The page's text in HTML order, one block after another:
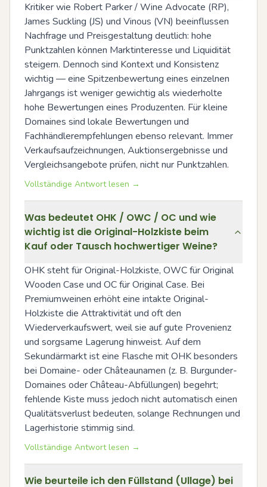
Kritiker wie Robert Parker / Wine Advocate (RP),
James Suckling (JS) und Vinous (VN) beeinflussen
Nachfrage und Preisgestaltung deutlich: hohe
Punktzahlen können Marktinteresse und Liquidität
steigern. Dennoch sind Kontext und Konsistenz
wichtig — eine Spitzenbewertung eines einzelnen
Jahrgangs ist weniger gewichtig als wiederholte
hohe Bewertungen eines Produzenten. Für kleine
Domaines sind lokale Bewertungen und
Fachhändlerempfehlungen ebenso relevant. Immer
Verkaufsaufzeichnungen, Auktionsergebnisse und
Vergleichsangebote prüfen, nicht nur Punktzahlen.
Vollständige Antwort lesen →
Was bedeutet OHK / OWC / OC und wie
wichtig ist die Original-Holzkiste beim
Kauf oder Tausch hochwertiger Weine?
OHK steht für Original-Holzkiste, OWC für Original
Wooden Case und OC für Original Case. Bei
Premiumweinen erhöht eine intakte Original-
Holzkiste die Attraktivität und oft den
Wiederverkaufswert, weil sie auf gute Provenienz
und sorgsame Lagerung hinweist. Auf dem
Sekundärmarkt ist eine Flasche mit OHK besonders
bei Domaine- oder Châteaunamen (z. B. Burgunder-
Domaines oder Château-Abfüllungen) begehrt;
fehlende Kiste muss jedoch nicht automatisch einen
Qualitätsverlust bedeuten, solange Rechnungen und
Lagerhistorie stimmig sind.
Vollständige Antwort lesen →
Wie beurteile ich den Füllstand (Ullage) bei